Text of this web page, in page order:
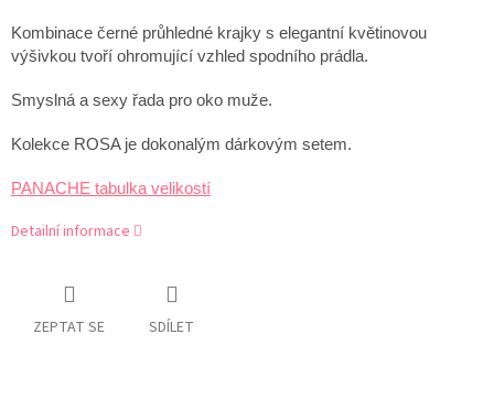
Kombinace černé průhledné krajky s elegantní květinovou
výšivkou tvoří ohromující vzhled spodního prádla.
Smyslná a sexy řada pro oko muže.
Kolekce ROSA je dokonalým dárkovým setem.
PANACHE tabulka velikostí
Detailní informace
ZEPTAT SE SDÍLET